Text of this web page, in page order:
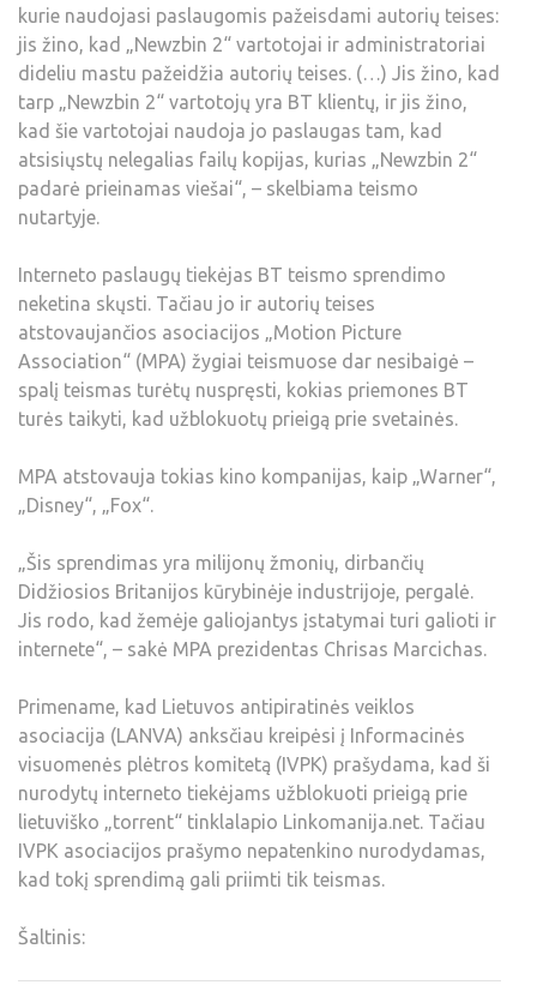
kurie naudojasi paslaugomis pažeisdami autorių teises:
jis žino, kad „Newzbin 2“ vartotojai ir administratoriai
dideliu mastu pažeidžia autorių teises. (…) Jis žino, kad
tarp „Newzbin 2“ vartotojų yra BT klientų, ir jis žino,
kad šie vartotojai naudoja jo paslaugas tam, kad
atsisiųstų nelegalias failų kopijas, kurias „Newzbin 2“
padarė prieinamas viešai“, – skelbiama teismo
nutartyje.
Interneto paslaugų tiekėjas BT teismo sprendimo
neketina skųsti. Tačiau jo ir autorių teises
atstovaujančios asociacijos „Motion Picture
Association“ (MPA) žygiai teismuose dar nesibaigė –
spalį teismas turėtų nuspręsti, kokias priemones BT
turės taikyti, kad užblokuotų prieigą prie svetainės.
MPA atstovauja tokias kino kompanijas, kaip „Warner“,
„Disney“, „Fox“.
„Šis sprendimas yra milijonų žmonių, dirbančių
Didžiosios Britanijos kūrybinėje industrijoje, pergalė.
Jis rodo, kad žemėje galiojantys įstatymai turi galioti ir
internete“, – sakė MPA prezidentas Chrisas Marcichas.
Primename, kad Lietuvos antipiratinės veiklos
asociacija (LANVA) anksčiau kreipėsi į Informacinės
visuomenės plėtros komitetą (IVPK) prašydama, kad ši
nurodytų interneto tiekėjams užblokuoti prieigą prie
lietuviško „torrent“ tinklalapio Linkomanija.net. Tačiau
IVPK asociacijos prašymo nepatenkino nurodydamas,
kad tokį sprendimą gali priimti tik teismas.
Šaltinis: